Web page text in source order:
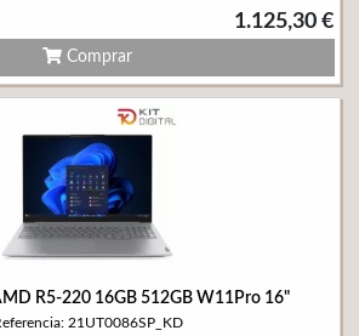
1.125,30 €
Comprar
R5-220 16GB 512GB W11Pro 16"
21UT0086SP_KD